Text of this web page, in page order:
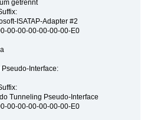
getrennt
ISATAP-Adapter #2
00-00-00-00-00-00-E0
Interface:
Tunneling Pseudo-Interface
00-00-00-00-00-00-E0